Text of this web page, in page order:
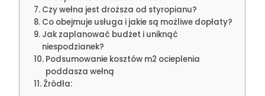
Czy wełna jest droższa od styropianu?
Co obejmuje usługa i jakie są możliwe dopłaty?
Jak zaplanować budżet i uniknąć
niespodzianek?
Podsumowanie kosztów m2 ocieplenia
poddasza wełną
Źródła: